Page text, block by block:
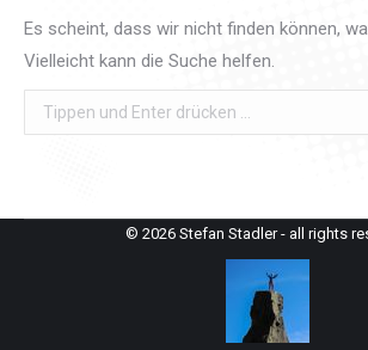
Es scheint, dass wir nicht finden können,
Vielleicht kann die Suche helfen.
Search:
© 2026 Stefan Stadler - all rights